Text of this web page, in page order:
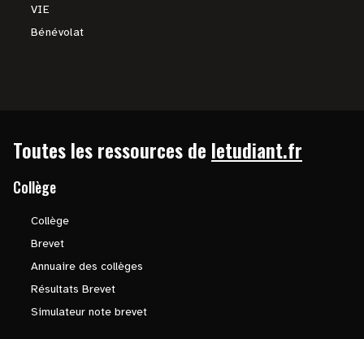
VIE
Bénévolat
Toutes les ressources de letudiant.fr
Collège
Collège
Brevet
Annuaire des collèges
Résultats Brevet
Simulateur note brevet